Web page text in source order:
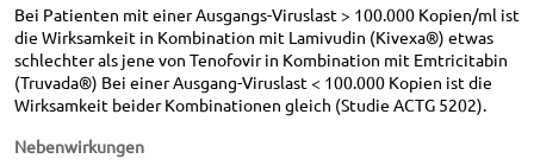
Bei Patienten mit einer Ausgangs-Viruslast > 100.000 Kopien/ml ist
die Wirksamkeit in Kombination mit Lamivudin (Kivexa®) etwas
schlechter als jene von Tenofovir in Kombination mit Emtricitabin
(Truvada®) Bei einer Ausgang-Viruslast < 100.000 Kopien ist die
Wirksamkeit beider Kombinationen gleich (Studie ACTG 5202).
Nebenwirkungen